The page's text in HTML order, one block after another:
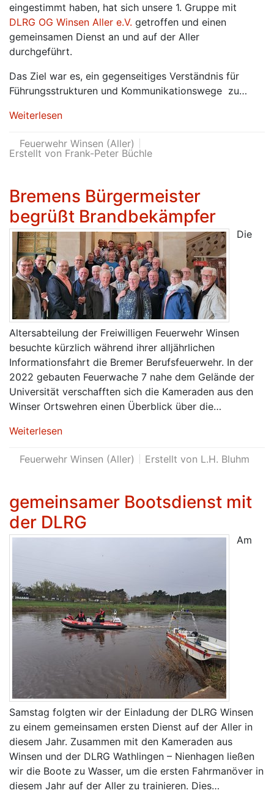
eingestimmt haben, hat sich unsere 1. Gruppe mit
DLRG OG Winsen Aller e.V. getroffen und einen
gemeinsamen Dienst an und auf der Aller
durchgeführt.
Das Ziel war es, ein gegenseitiges Verständnis für
Führungsstrukturen und Kommunikationswege zu…
Weiterlesen
Feuerwehr Winsen (Aller)
Erstellt von Frank-Peter Büchle
Bremens Bürgermeister
begrüßt Brandbekämpfer
Die
Altersabteilung der Freiwilligen Feuerwehr Winsen
besuchte kürzlich während ihrer alljährlichen
Informationsfahrt die Bremer Berufsfeuerwehr. In der
2022 gebauten Feuerwache 7 nahe dem Gelände der
Universität verschafften sich die Kameraden aus den
Winser Ortswehren einen Überblick über die…
Weiterlesen
Feuerwehr Winsen (Aller) Erstellt von L.H. Bluhm
gemeinsamer Bootsdienst mit
der DLRG
Am
Samstag folgten wir der Einladung der DLRG Winsen
zu einem gemeinsamen ersten Dienst auf der Aller in
diesem Jahr. Zusammen mit den Kameraden aus
Winsen und der DLRG Wathlingen – Nienhagen ließen
wir die Boote zu Wasser, um die ersten Fahrmanöver in
diesem Jahr auf der Aller zu trainieren. Dies…